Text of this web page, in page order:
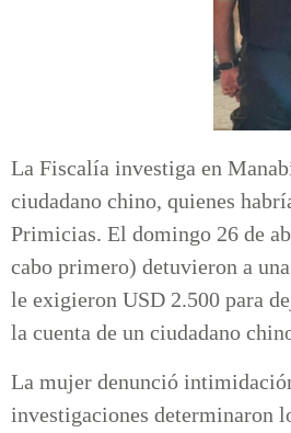
La Fiscalía investiga en
ciudadano chino, quienes
Primicias. El domingo 26 de
cabo primero) detuvieron a
le exigieron USD 2.500 para
la cuenta de un ciudadano
La mujer denunció
investigaciones determinaron